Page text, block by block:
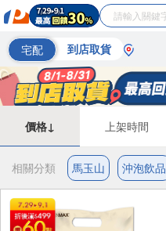
宅配 到店取貨
價格↓ 上架時間
相關分類 馬玉山 沖泡飲品